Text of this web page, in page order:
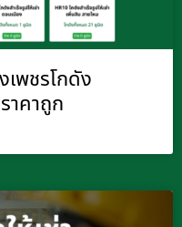
เพชรโกดัง
าคาถูก